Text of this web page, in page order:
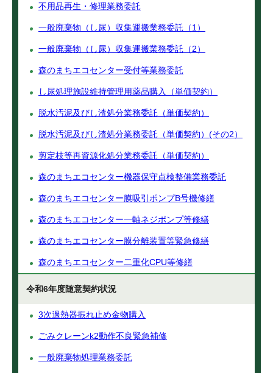
不用品再生・修理業務委託
一般廃棄物（し尿）収集運搬業務委託（1）
一般廃棄物（し尿）収集運搬業務委託（2）
森のまちエコセンター受付等業務委託
し尿処理施設維持管理用薬品購入（単価契約）
脱水汚泥及びし渣処分業務委託（単価契約）
脱水汚泥及びし渣処分業務委託（単価契約）(その2）
剪定枝等再資源化処分業務委託（単価契約）
森のまちエコセンター機器保守点検整備業務委託
森のまちエコセンター膜吸引ポンプB号機修繕
森のまちエコセンター一軸ネジポンプ等修繕
森のまちエコセンター膜分離装置等緊急修繕
森のまちエコセンター二重化CPU等修繕
令和6年度随意契約状況
3次過熱器振れ止め金物購入
ごみクレーンk2動作不良緊急補修
一般廃棄物処理業務委託